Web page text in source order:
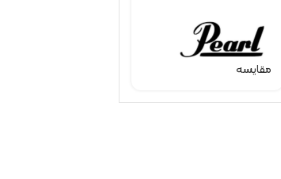
مقایسه